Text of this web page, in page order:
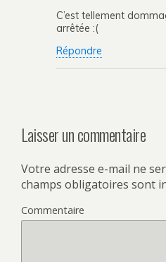
C’est tellement
arrêtée :(
Répondre
Laisser un commentaire
Votre adresse e-mail ne
champs obligatoires sont
Commentaire